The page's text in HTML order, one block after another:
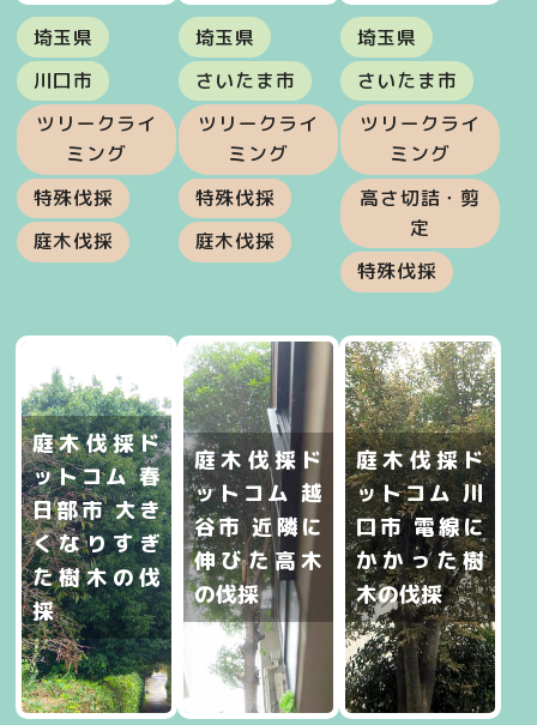
埼玉県
川口市
ツリークライ
ミング
特殊伐採
庭木伐採
埼玉県
さいたま市
ツリークライ
ミング
特殊伐採
庭木伐採
埼玉県
さいたま市
ツリークライ
ミング
高さ切詰・剪
定
特殊伐採
庭木伐採ド
ットコム 春
日部市 大き
くなりすぎ
た樹木の伐
採
庭木伐採ド
ットコム 越
谷市 近隣に
伸びた高木
の伐採
庭木伐採ド
ットコム 川
口市 電線に
かかった樹
木の伐採